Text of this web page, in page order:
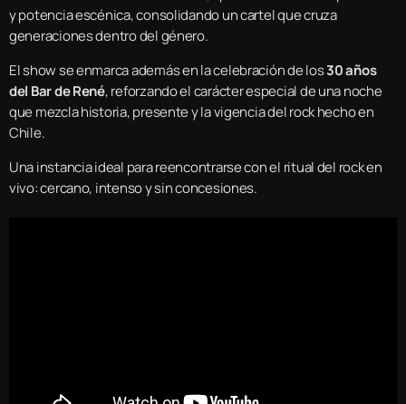
y potencia escénica, consolidando un cartel que cruza
generaciones dentro del género.
El show se enmarca además en la celebración de los30 años
del Bar de René, reforzando el carácter especial de una noche
que mezcla historia, presente y la vigencia del rock hecho en
Chile.
Una instancia ideal para reencontrarse con el ritual del rock en
vivo: cercano, intenso y sin concesiones.